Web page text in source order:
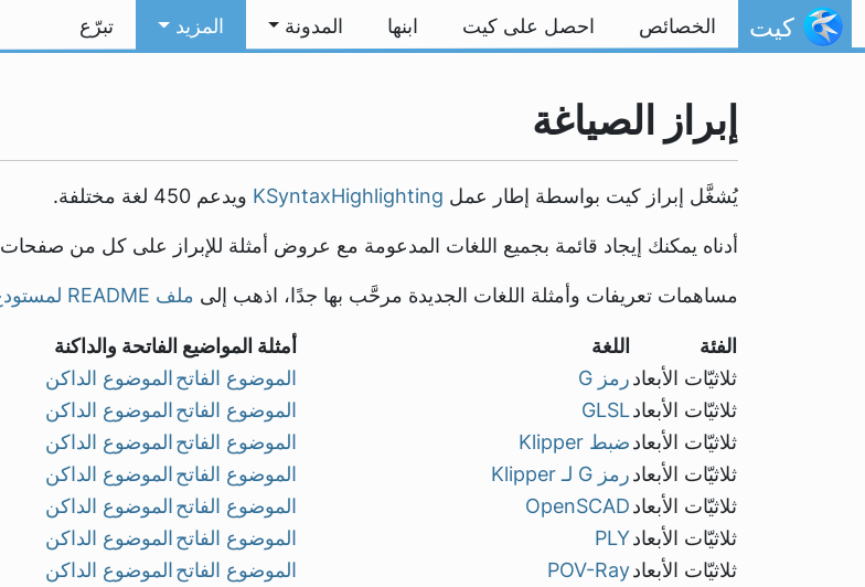
تخط المحتوى
كيت الخصائص احصل على كيت ابنها المدونة المزيد تبرّع
إبراز الصياغة
يُشغَّل إبراز كيت بواسطة إطار عمل KSyntaxHighlighting ويدعم 450 لغة مختلفة.
أدناه يمكنك إيجاد قائمة بجميع اللغات المدعومة مع عروض أمثلة للإبراز على كل من صفحات HTML للمواضيع الفاتحة والداكنة.
مساهمات تعريفات وأمثلة اللغات الجديدة مرحَّب بها جدًا، اذهب إلى ملف README لمستودع KSyntaxHighlighting
الفئة اللغة
أمثلة المواضيع الفاتحة والداكنة
ثلاثيّات الأبعادرمز G الموضوع الفاتح الموضوع الداكن
ثلاثيّات الأبعادGLSL الموضوع الفاتح الموضوع الداكن
ثلاثيّات الأبعادضبط Klipper الموضوع الفاتح الموضوع الداكن
ثلاثيّات الأبعادرمز G لـ Klipper الموضوع الفاتح الموضوع الداكن
ثلاثيّات الأبعادOpenSCAD الموضوع الفاتح الموضوع الداكن
ثلاثيّات الأبعادPLY الموضوع الفاتح الموضوع الداكن
ثلاثيّات الأبعادPOV-Ray الموضوع الفاتح الموضوع الداكن